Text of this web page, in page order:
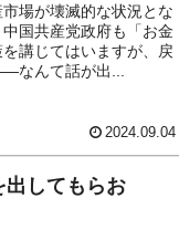
場が壊滅的な状況とな
国共産党政府も「お金
講じてはいますが、戻
なんて話が出...
2024.09.04
出してもらお